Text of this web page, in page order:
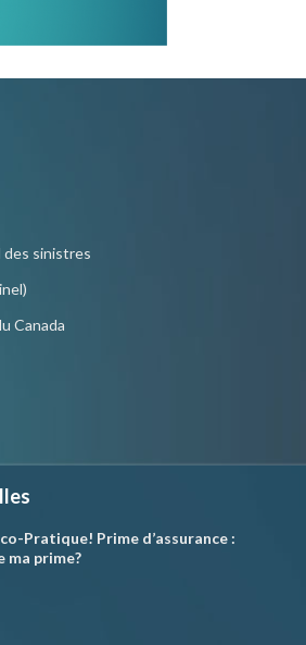
des sinistres
Canada
Pratique! Prime d’assurance :
ma prime?